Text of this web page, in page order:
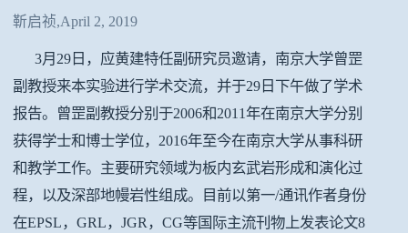
靳启祯,April 2, 2019
3月29日，应黄建特任副研究员邀请，南京大学曾罡
副教授来本实验进行学术交流，并于29日下午做了学术
报告。曾罡副教授分别于2006和2011年在南京大学分别
获得学士和博士学位，2016年至今在南京大学从事科研
和教学工作。主要研究领域为板内玄武岩形成和演化过
程，以及深部地幔岩性组成。目前以第一/通讯作者身份
在EPSL，GRL，JGR，CG等国际主流刊物上发表论文8